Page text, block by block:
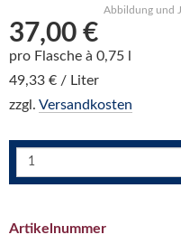
Abbildung und
37,00 €
pro Flasche à 0,75 l
49,33 € / Liter
zzgl. Versandkosten
Artikelnummer